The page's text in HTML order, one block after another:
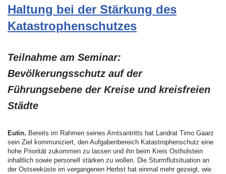
Haltung bei der Stärkung des
Katastrophenschutzes
Teilnahme am Seminar:
Bevölkerungsschutz auf der
Führungsebene der Kreise und kreisfreien
Städte
Eutin. Bereits im Rahmen seines Amtsantritts hat Landrat Timo Gaarz
sein Ziel kommuniziert, den Aufgabenbereich Katastrophenschutz eine
hohe Priorität zukommen zu lassen und ihn beim Kreis Ostholstein
inhaltlich sowie personell stärken zu wollen. Die Sturmflutsituation an
der Ostseeküste im vergangenen Herbst hat einmal mehr gezeigt, wie